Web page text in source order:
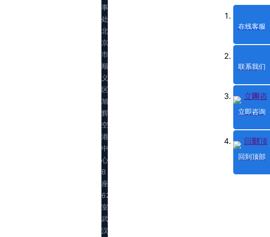
事
处：
北
京
市
顺
义
区
旭
辉
空
港
中
心
B
座
623
室
武
汉
在线客服
联系我们
立即咨询
回到顶部